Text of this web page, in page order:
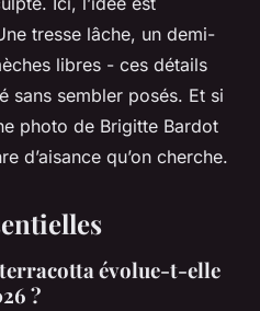
tresse lâche, un demi-
libres - ces détails
sans sembler posés. Et si
photo de Brigitte Bardot
d’aisance qu’on cherche.
évolue-t-elle
?